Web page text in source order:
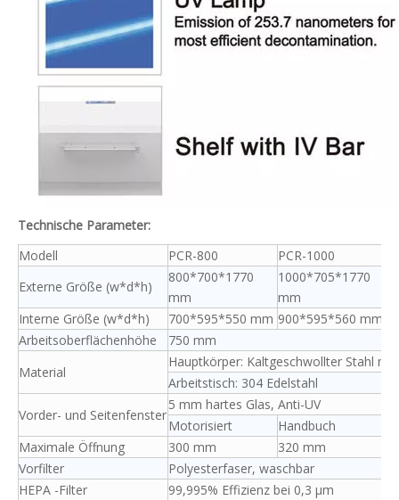
Technische Parameter:
Modell
PCR-800 PCR-1000
Externe Größe (w*d*h)
800*700*1770
mm
1000*705*1770
mm
Interne Größe (w*d*h)
700*595*550 mm 900*595*560 mm
Arbeitsoberflächenhöhe
750 mm
Material
Hauptkörper: Kaltgeschwollter Stahl
Arbeitstisch: 304 Edelstahl
Vorder- und Seitenfenster
5 mm hartes Glas, Anti-UV
Motorisiert
Handbuch
Maximale Öffnung
300 mm 320 mm
Vorfilter
Polyesterfaser, waschbar
HEPA -Filter
99,995% Effizienz bei 0,3 μm